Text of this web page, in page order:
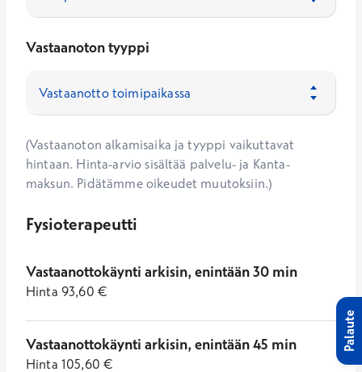
Vastaanoton tyyppi
(Vastaanoton alkamisaika ja tyyppi vaikuttavat
hintaan. Hinta-arvio sisältää palvelu- ja Kanta-
maksun. Pidätämme oikeudet muutoksiin.)
Fysioterapeutti
Vastaanottokäynti arkisin, enintään 30 min
Hinta 93,60 €
Vastaanottokäynti arkisin, enintään 45 min
Hinta 105,60 €
Palaute